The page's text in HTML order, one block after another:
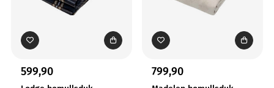
599,90 799,90